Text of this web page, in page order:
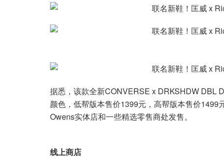
据悉，该款全新CONVERSE x DRKSHDW DBL
颜色，低帮版本售价1399元，高帮版本售价
Owens实体店和一些精选零售商处发售。
线上商店